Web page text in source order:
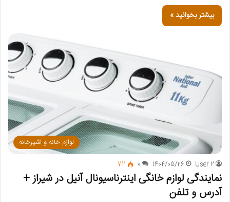
بیشتر بخوانید »
لوازم خانه و آشپزخانه
User 2
1404/05/26
0
711
نمایندگی لوازم خانگی اینترناسیونال آنیل در شیراز +
آدرس و تلفن